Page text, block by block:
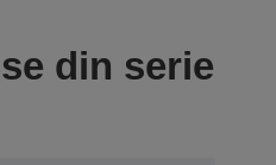
din serie